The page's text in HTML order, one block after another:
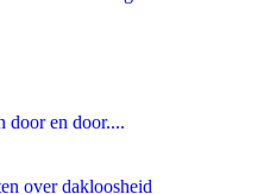
door en door....
over dakloosheid